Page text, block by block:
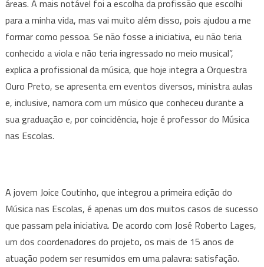
áreas. A mais notável foi a escolha da profissão que escolhi
para a minha vida, mas vai muito além disso, pois ajudou a me
formar como pessoa. Se não fosse a iniciativa, eu não teria
conhecido a viola e não teria ingressado no meio musical”,
explica a profissional da música, que hoje integra a Orquestra
Ouro Preto, se apresenta em eventos diversos, ministra aulas
e, inclusive, namora com um músico que conheceu durante a
sua graduação e, por coincidência, hoje é professor do Música
nas Escolas.
A jovem Joice Coutinho, que integrou a primeira edição do
Música nas Escolas, é apenas um dos muitos casos de sucesso
que passam pela iniciativa. De acordo com José Roberto Lages,
um dos coordenadores do projeto, os mais de 15 anos de
atuação podem ser resumidos em uma palavra: satisfação.